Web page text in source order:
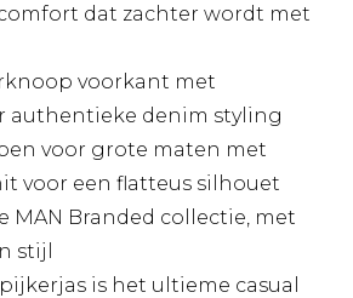
dat zachter wordt met
voorkant met
authentieke denim styling
voor grote maten met
voor een flatteus silhouet
MAN Branded collectie, met
stijl
is het ultieme casual